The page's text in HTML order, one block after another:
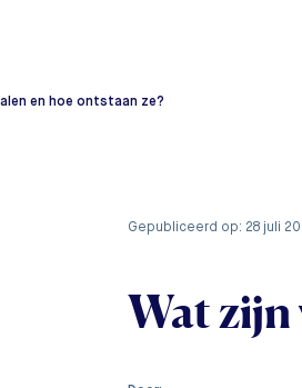
en hoe ontstaan ze?
gepubliceerd op: 28 juli
Wat zijn